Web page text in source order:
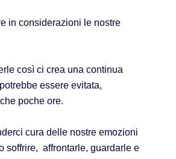
in considerazioni le nostre
così ci crea una continua
essere evitata,
poche ore.
cura delle nostre emozioni
soffrire, affrontarle, guardarle e